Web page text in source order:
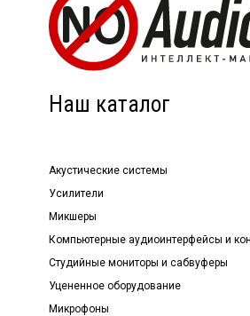
Наш каталог
Акустические системы
Усилители
Микшеры
Компьютерные аудиоинтерфейсы и
Студийные мониторы и сабвуферы
Уцененное оборудование
Микрофоны